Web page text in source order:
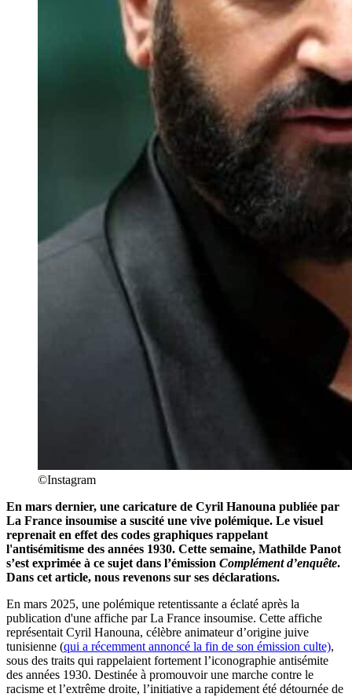
©Instagram
En mars dernier, une caricature de Cyril Hanouna publiée par
La France insoumise a suscité une vive polémique. Le visuel
reprenait en effet des codes graphiques rappelant
l'antisémitisme des années 1930. Cette semaine, Mathilde Panot
s’est exprimée à ce sujet dans l’émission Complément d’enquête.
Dans cet article, nous revenons sur ses déclarations.
En mars 2025, une polémique retentissante a éclaté après la
publication d'une affiche par La France insoumise. Cette affiche
représentait Cyril Hanouna, célèbre animateur d’origine juive
tunisienne (qui a récemment annoncé la fin de son émission culte),
sous des traits qui rappelaient fortement l’iconographie antisémite
des années 1930. Destinée à promouvoir une marche contre le
racisme et l’extrême droite, l’initiative a rapidement été détournée de